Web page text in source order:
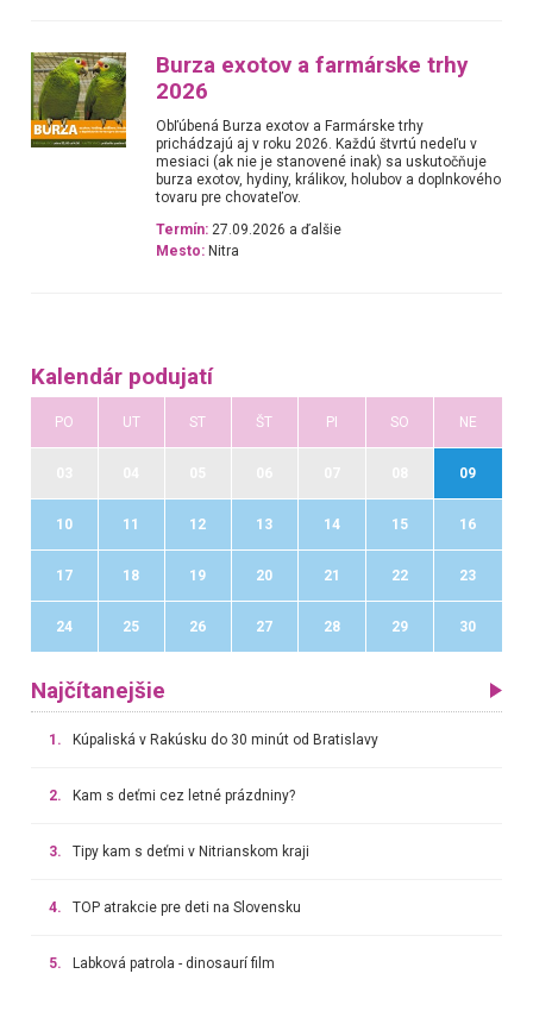
Burza exotov a farmárske trhy
2026
Obľúbená Burza exotov a Farmárske trhy
prichádzajú aj v roku 2026. Každú štvrtú nedeľu v
mesiaci (ak nie je stanovené inak) sa uskutočňuje
burza exotov, hydiny, králikov, holubov a doplnkového
tovaru pre chovateľov.
Termín: 27.09.2026 a ďalšie
Mesto: Nitra
Kalendár podujatí
PO UT ST ŠT PI SO NE
09
10 11 12 13 14 15 16
17 18 19 20 21 22 23
24 25 26 27 28 29 30
Najčítanejšie
1. Kúpaliská v Rakúsku do 30 minút od Bratislavy
2. Kam s deťmi cez letné prázdniny?
3. Tipy kam s deťmi v Nitrianskom kraji
4. TOP atrakcie pre deti na Slovensku
5. Labková patrola - dinosaurí film